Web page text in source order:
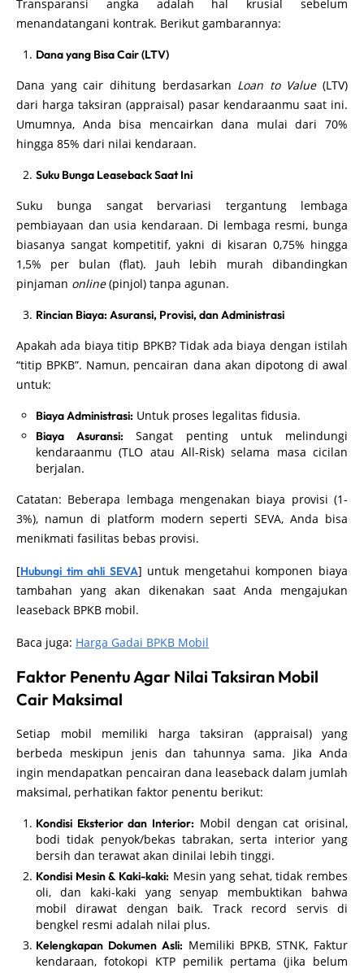
Transparansi angka adalah hal krusial sebelum
menandatangani kontrak. Berikut gambarannya:
Dana yang Bisa Cair (LTV)
Dana yang cair dihitung berdasarkan Loan to Value(LTV)
dari harga taksiran (appraisal) pasar kendaraanmu saat ini.
Umumnya, Anda bisa mencairkan dana mulai dari 70%
hingga 85% dari nilai kendaraan.
Suku Bunga Leaseback Saat Ini
Suku bunga sangat bervariasi tergantung lembaga
pembiayaan dan usia kendaraan. Di lembaga resmi, bunga
biasanya sangat kompetitif, yakni di kisaran 0,75% hingga
1,5% per bulan (flat). Jauh lebih murah dibandingkan
pinjaman online(pinjol) tanpa agunan.
Rincian Biaya: Asuransi, Provisi, dan Administrasi
Apakah ada biaya titip BPKB? Tidak ada biaya dengan istilah
“titip BPKB”. Namun, pencairan dana akan dipotong di awal
untuk:
Biaya Administrasi: Untuk proses legalitas fidusia.
Biaya Asuransi: Sangat penting untuk melindungi
kendaraanmu (TLO atau All-Risk) selama masa cicilan
berjalan.
Catatan: Beberapa lembaga mengenakan biaya provisi (1-
3%), namun di platform modern seperti SEVA, Anda bisa
menikmati fasilitas bebas provisi.
[Hubungi tim ahli SEVA] untuk mengetahui komponen biaya
tambahan yang akan dikenakan saat Anda mengajukan
leaseback BPKB mobil.
Baca juga: Harga Gadai BPKB Mobil
Faktor Penentu Agar Nilai Taksiran Mobil
Cair Maksimal
Setiap mobil memiliki harga taksiran (appraisal) yang
berbeda meskipun jenis dan tahunnya sama. Jika Anda
ingin mendapatkan pencairan dana leaseback dalam jumlah
maksimal, perhatikan faktor penentu berikut:
Kondisi Eksterior dan Interior: Mobil dengan cat orisinal,
bodi tidak penyok/bekas tabrakan, serta interior yang
bersih dan terawat akan dinilai lebih tinggi.
Kondisi Mesin & Kaki-kaki: Mesin yang sehat, tidak rembes
oli, dan kaki-kaki yang senyap membuktikan bahwa
mobil dirawat dengan baik. Track record servis di
bengkel resmi adalah nilai plus.
Kelengkapan Dokumen Asli: Memiliki BPKB, STNK, Faktur
kendaraan, fotokopi KTP pemilik pertama (jika belum